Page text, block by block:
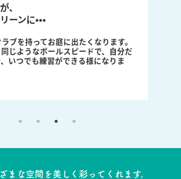
、集客や展示会
にレンタル可能
る各種のアウトドアやゴルフイベン
ケットなどに人工芝をお貸し出し致
まる空間を、人工芝が笑顔で繋いで
まな空間を美しく彩ってくれます。